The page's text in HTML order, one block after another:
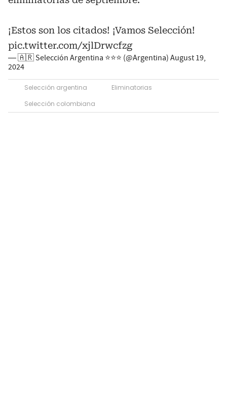
¡Estos son los citados! ¡Vamos Selección!
pic.twitter.com/xjlDrwcfzg
— 🇦🇷 Selección Argentina ⭐⭐⭐ (@Argentina) August 19,
2024
Selección argentina
Eliminatorias
Selección colombiana